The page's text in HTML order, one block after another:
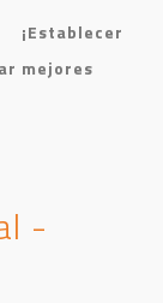
mejores
-